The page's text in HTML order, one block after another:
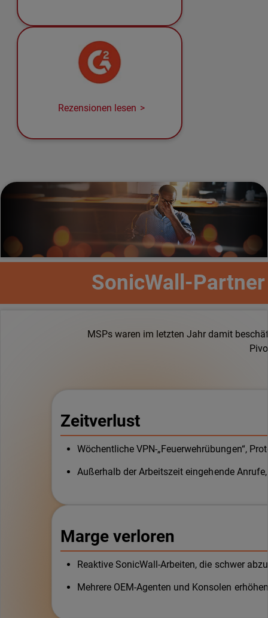
Rezensionen lesen
SonicWall-
MSPs waren im letzten Jahr damit
Zeitverlust
Wöchentliche VPN-„Feuerwehrübungen“,
Außerhalb der Arbeitszeit eingehende
Marge verloren
Reaktive SonicWall-Arbeiten, die schwer
Mehrere OEM-Agenten und Konsolen